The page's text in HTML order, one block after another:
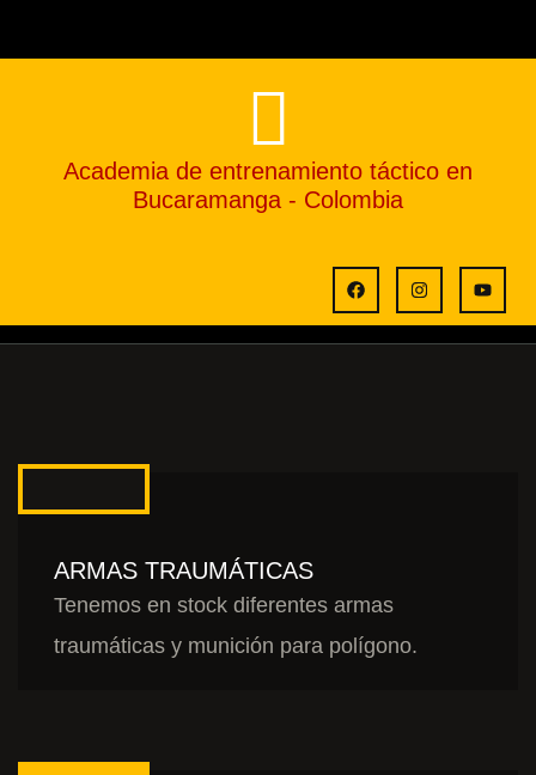
Academia de entrenamiento táctico en
Bucaramanga - Colombia
ARMAS TRAUMÁTICAS
Tenemos en stock diferentes armas
traumáticas y munición para polígono.